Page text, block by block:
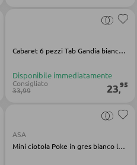
angolari
Cabaret 6 pezzi Tab Gandia bianco marrone porcellana legno
Disponibile immediatamente
Consigliato
33,99 23,95
ASA
Mini ciotola Poke in gres bianco lucido